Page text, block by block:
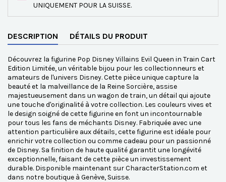
UNIQUEMENT POUR LA SUISSE.
DESCRIPTION DÉTAILS DU PRODUIT
Découvrez la figurine Pop Disney Villains Evil Queen in Train Cart
Edition Limitée, un véritable bijou pour les collectionneurs et
amateurs de l'univers Disney. Cette pièce unique capture la
beauté et la malveillance de la Reine Sorcière, assise
majestueusement dans un wagon de train, un détail qui ajoute
une touche d'originalité à votre collection. Les couleurs vives et
le design soigné de cette figurine en font un incontournable
pour tous les fans de méchants Disney. Fabriquée avec une
attention particulière aux détails, cette figurine est idéale pour
enrichir votre collection ou comme cadeau pour un passionné
de Disney. Sa finition de haute qualité garantit une longévité
exceptionnelle, faisant de cette pièce un investissement
durable. Disponible maintenant sur CharacterStation.com et
dans notre boutique à Genève, Suisse.